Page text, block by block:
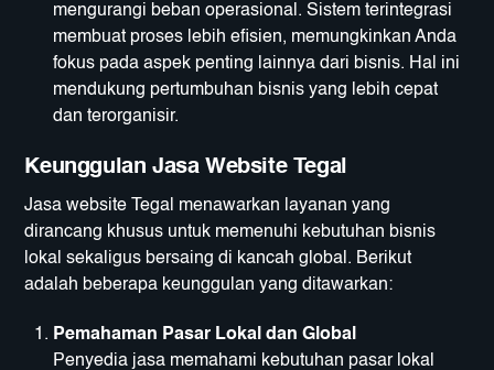
mengurangi beban operasional. Sistem terintegrasi
membuat proses lebih efisien, memungkinkan Anda
fokus pada aspek penting lainnya dari bisnis. Hal ini
mendukung pertumbuhan bisnis yang lebih cepat
dan terorganisir.
Keunggulan Jasa Website Tegal
Jasa website Tegal menawarkan layanan yang
dirancang khusus untuk memenuhi kebutuhan bisnis
lokal sekaligus bersaing di kancah global. Berikut
adalah beberapa keunggulan yang ditawarkan:
Pemahaman Pasar Lokal dan Global
Penyedia jasa memahami kebutuhan pasar lokal